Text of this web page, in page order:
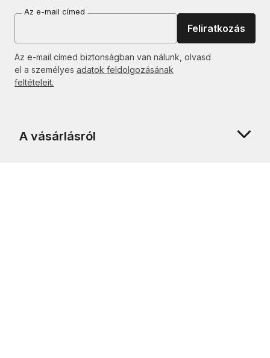
Az e-mail címed
Feliratkozás
Az e-mail címed biztonságban van nálunk, olvasd
el a személyes adatok feldolgozásának
feltételeit.
A vásárlásról